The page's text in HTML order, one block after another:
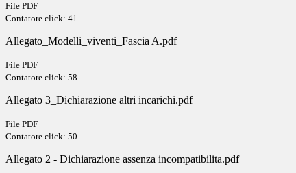
File PDF
Contatore click: 41
Allegato_Modelli_viventi_Fascia A.pdf
File PDF
Contatore click: 58
Allegato 3_Dichiarazione altri incarichi.pdf
File PDF
Contatore click: 50
Allegato 2 - Dichiarazione assenza incompatibilita.pdf